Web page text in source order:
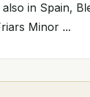
in Spain,
Minor ...